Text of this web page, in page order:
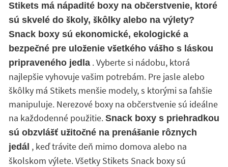
Stikets má nápadité boxy na občerstvenie, ktoré
sú skvelé do školy, škôlky alebo na výlety?
Snack boxy sú ekonomické, ekologické a
bezpečné pre uloženie všetkého vášho s láskou
pripraveného jedla. Vyberte si nádobu, ktorá
najlepšie vyhovuje vašim potrebám. Pre jasle alebo
škôlky má Stikets menšie modely, s ktorými sa ľahšie
manipuluje. Nerezové boxy na občerstvenie sú ideálne
na každodenné použitie. Snack boxy s priehradkou
sú obzvlášť užitočné na prenášanie rôznych
jedál , keď trávite deň mimo domova alebo na
školskom výlete. Všetky Stikets Snack boxy sú